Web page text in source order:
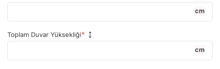
cm
Toplam Duvar Yüksekliği
cm